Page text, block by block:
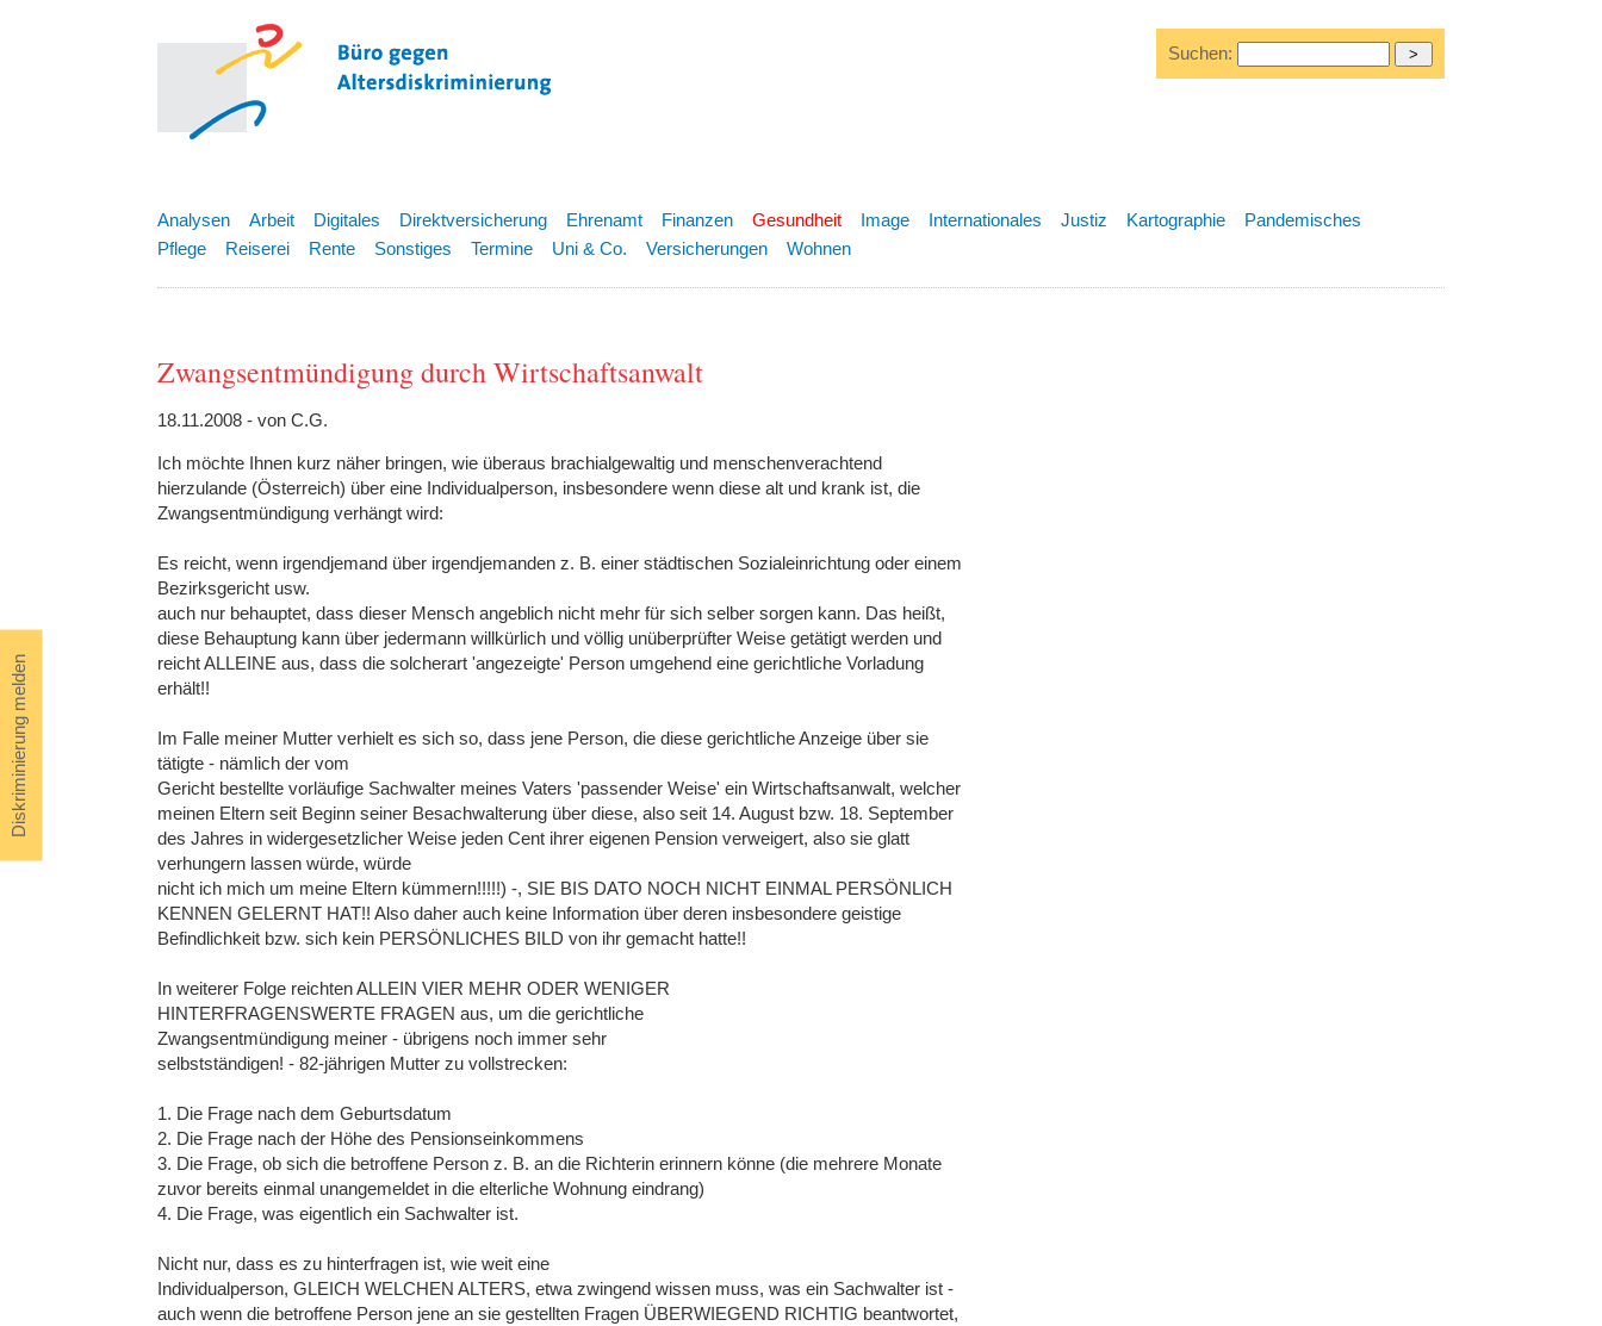
Diskriminierung melden
Suchen:
Analysen Arbeit Digitales Direktversicherung Ehrenamt Finanzen Gesundheit Image Internationales Justiz Kartographie
Pandemisches
Pflege
Reiserei Rente Sonstiges Termine Uni & Co. Versicherungen Wohnen
Zwangsentmündigung durch Wirtschaftsanwalt
18.11.2008 - von C.G.
Ich möchte Ihnen kurz näher bringen, wie überaus brachialgewaltig und menschenverachtend
hierzulande (Österreich) über eine Individualperson, insbesondere wenn diese alt und krank ist, die
Zwangsentmündigung verhängt wird:
Es reicht, wenn irgendjemand über irgendjemanden z. B. einer städtischen Sozialeinrichtung oder einem
Bezirksgericht usw.
auch nur behauptet, dass dieser Mensch angeblich nicht mehr für sich selber sorgen kann. Das heißt,
diese Behauptung kann über jedermann willkürlich und völlig unüberprüfter Weise getätigt werden und
reicht ALLEINE aus, dass die solcherart 'angezeigte' Person umgehend eine gerichtliche Vorladung
erhält!!
Im Falle meiner Mutter verhielt es sich so, dass jene Person, die diese gerichtliche Anzeige über sie
tätigte - nämlich der vom
Gericht bestellte vorläufige Sachwalter meines Vaters 'passender Weise' ein Wirtschaftsanwalt, welcher
meinen Eltern seit Beginn seiner Besachwalterung über diese, also seit 14. August bzw. 18. September
des Jahres in widergesetzlicher Weise jeden Cent ihrer eigenen Pension verweigert, also sie glatt
verhungern lassen würde, würde
nicht ich mich um meine Eltern kümmern!!!!!) -, SIE BIS DATO NOCH NICHT EINMAL PERSÖNLICH
KENNEN GELERNT HAT!! Also daher auch keine Information über deren insbesondere geistige
Befindlichkeit bzw. sich kein PERSÖNLICHES BILD von ihr gemacht hatte!!
In weiterer Folge reichten ALLEIN VIER MEHR ODER WENIGER
HINTERFRAGENSWERTE FRAGEN aus, um die gerichtliche
Zwangsentmündigung meiner - übrigens noch immer sehr
selbstständigen! - 82-jährigen Mutter zu vollstrecken:
1. Die Frage nach dem Geburtsdatum
2. Die Frage nach der Höhe des Pensionseinkommens
3. Die Frage, ob sich die betroffene Person z. B. an die Richterin erinnern könne (die mehrere Monate
zuvor bereits einmal unangemeldet in die elterliche Wohnung eindrang)
4. Die Frage, was eigentlich ein Sachwalter ist.
Nicht nur, dass es zu hinterfragen ist, wie weit eine
Individualperson, GLEICH WELCHEN ALTERS, etwa zwingend wissen muss, was ein Sachwalter ist -
auch wenn die betroffene Person jene an sie gestellten Fragen ÜBERWIEGEND RICHTIG beantwortet,